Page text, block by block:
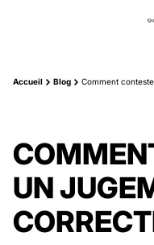
Accueil Blog Comment
UN